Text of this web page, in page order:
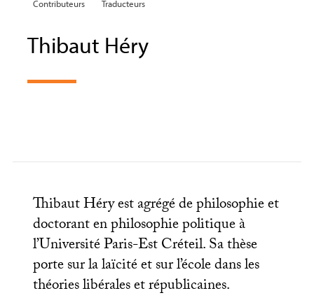
Contributeurs Traducteurs
Thibaut Héry
Thibaut Héry est agrégé de philosophie et
doctorant en philosophie politique à
l’Université Paris-Est Créteil. Sa thèse
porte sur la laïcité et sur l’école dans les
théories libérales et républicaines.